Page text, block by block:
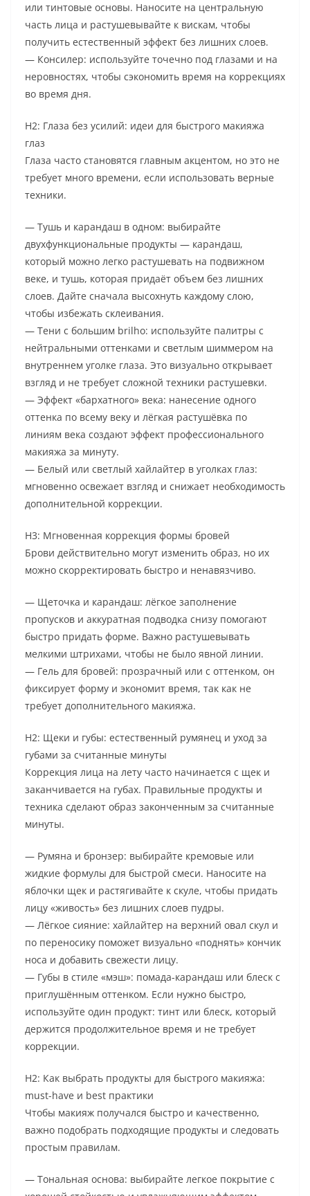
или тинтовые основы. Наносите на центральную
часть лица и растушевывайте к вискам, чтобы
получить естественный эффект без лишних слоев.
— Консилер: используйте точечно под глазами и на
неровностях, чтобы сэкономить время на коррекциях
во время дня.
H2: Глаза без усилий: идеи для быстрого макияжа
глаз
Глаза часто становятся главным акцентом, но это не
требует много времени, если использовать верные
техники.
— Тушь и карандаш в одном: выбирайте
двухфункциональные продукты — карандаш,
который можно легко растушевать на подвижном
веке, и тушь, которая придаёт объем без лишних
слоев. Дайте сначала высохнуть каждому слою,
чтобы избежать склеивания.
— Тени с большим brilho: используйте палитры с
нейтральными оттенками и светлым шиммером на
внутреннем уголке глаза. Это визуально открывает
взгляд и не требует сложной техники растушевки.
— Эффект «бархатного» века: нанесение одного
оттенка по всему веку и лёгкая растушёвка по
линиям века создают эффект профессионального
макияжа за минуту.
— Белый или светлый хайлайтер в уголках глаз:
мгновенно освежает взгляд и снижает необходимость
дополнительной коррекции.
H3: Мгновенная коррекция формы бровей
Брови действительно могут изменить образ, но их
можно скорректировать быстро и ненавязчиво.
— Щеточка и карандаш: лёгкое заполнение
пропусков и аккуратная подводка снизу помогают
быстро придать форме. Важно растушевывать
мелкими штрихами, чтобы не было явной линии.
— Гель для бровей: прозрачный или с оттенком, он
фиксирует форму и экономит время, так как не
требует дополнительного макияжа.
H2: Щеки и губы: естественный румянец и уход за
губами за считанные минуты
Коррекция лица на лету часто начинается с щек и
заканчивается на губах. Правильные продукты и
техника сделают образ законченным за считанные
минуты.
— Румяна и бронзер: выбирайте кремовые или
жидкие формулы для быстрой смеси. Наносите на
яблочки щек и растягивайте к скуле, чтобы придать
лицу «живость» без лишних слоев пудры.
— Лёгкое сияние: хайлайтер на верхний овал скул и
по переносику поможет визуально «поднять» кончик
носа и добавить свежести лицу.
— Губы в стиле «мэш»: помада-карандаш или блеск с
приглушённым оттенком. Если нужно быстро,
используйте один продукт: тинт или блеск, который
держится продолжительное время и не требует
коррекции.
H2: Как выбрать продукты для быстрого макияжа:
must-have и best практики
Чтобы макияж получался быстро и качественно,
важно подобрать подходящие продукты и следовать
простым правилам.
— Тональная основа: выбирайте легкое покрытие с